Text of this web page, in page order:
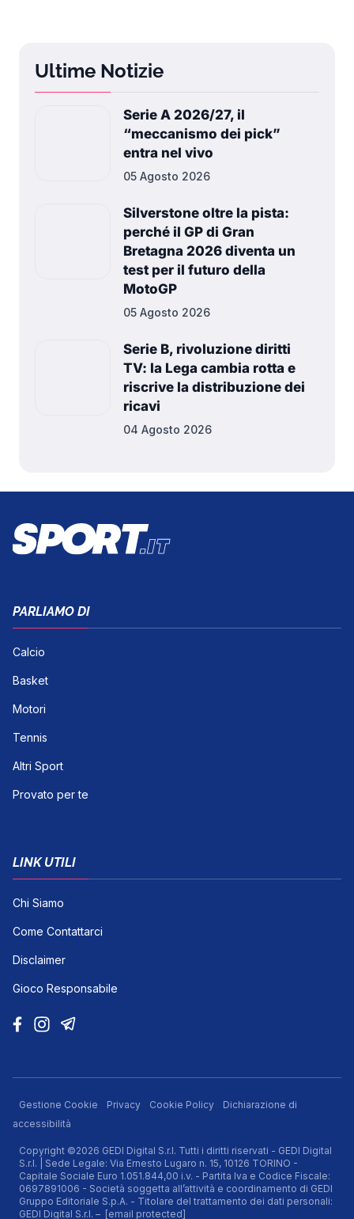
Ultime Notizie
Serie A 2026/27, il
“meccanismo dei pick”
entra nel vivo
05 Agosto 2026
Silverstone oltre la pista:
perché il GP di Gran
Bretagna 2026 diventa un
test per il futuro della
MotoGP
05 Agosto 2026
Serie B, rivoluzione diritti
TV: la Lega cambia rotta e
riscrive la distribuzione dei
ricavi
04 Agosto 2026
PARLIAMO DI
Calcio
Basket
Motori
Tennis
Altri Sport
Provato per te
LINK UTILI
Chi Siamo
Come Contattarci
Disclaimer
Gioco Responsabile
Gestione Cookie Privacy Cookie Policy
Dichiarazione di
accessibilità
Copyright ©2026 GEDI Digital S.r.l. Tutti i diritti riservati - GEDI Digital
S.r.l. | Sede Legale: Via Ernesto Lugaro n. 15, 10126 TORINO -
Capitale Sociale Euro 1.051.844,00 i.v. - Partita Iva e Codice Fiscale:
0697891006 - Società soggetta all’attività e coordinamento di GEDI
Gruppo Editoriale S.p.A. - Titolare del trattamento dei dati personali:
GEDI Digital S.r.l. – [email protected]